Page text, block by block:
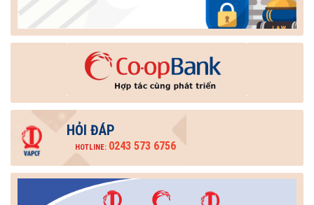
HỎI ĐÁP
HOTLINE: 0243 573 6756